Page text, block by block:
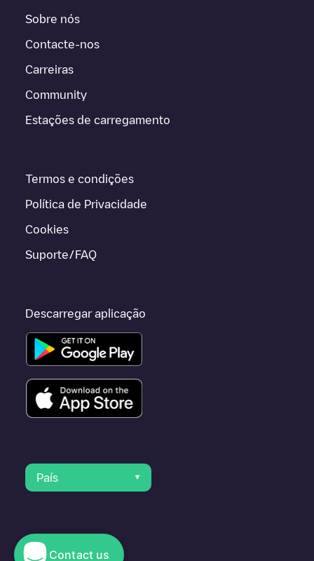
Sobre nós
Contacte-nos
Carreiras
Community
Estações de carregamento
Termos e condições
Política de Privacidade
Cookies
Suporte/FAQ
Descarregar aplicação
País
© 2023 Electromaps
Contact us